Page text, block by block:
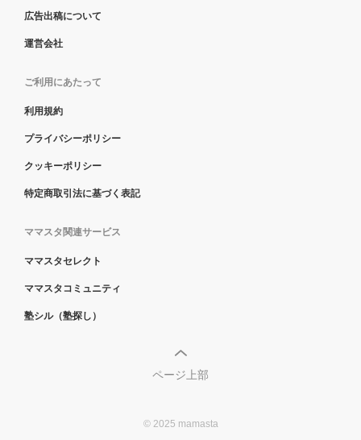
広告出稿について
運営会社
ご利用にあたって
利用規約
プライバシーポリシー
クッキーポリシー
特定商取引法に基づく表記
ママスタ関連サービス
ママスタセレクト
ママスタコミュニティ
塾シル（塾探し）
ページ上部
© 2025 mamasta